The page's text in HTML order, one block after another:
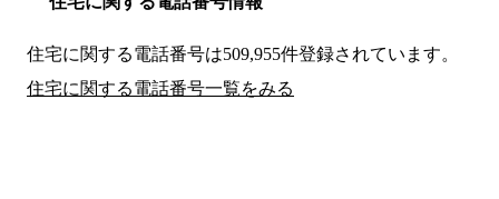
住宅に関する電話番号は509,955件登録されています。
住宅に関する電話番号一覧をみる